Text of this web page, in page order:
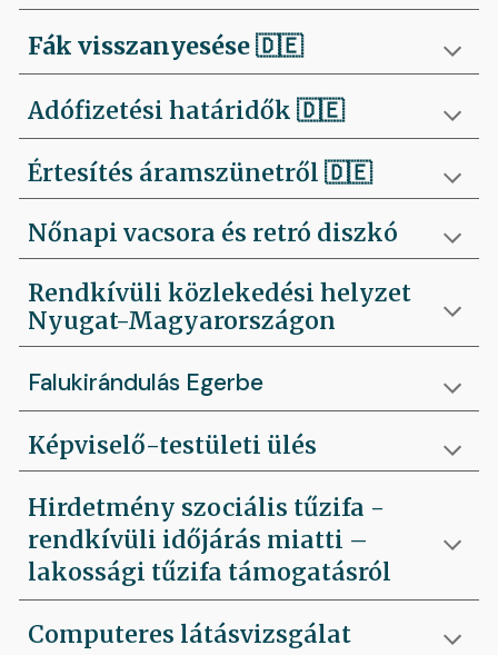
Fák visszanyesése🇩🇪
Adófizetési határidők 🇩🇪
Értesítés áramszünetről 🇩🇪
Nőnapi vacsora és retró diszkó
Rendkívüli közlekedési helyzet
Nyugat-Magyarországon
Falukirándulás Egerbe
Képviselő-testületi ülés
Hirdetmény szociális tűzifa -
rendkívüli időjárás miatti –
lakossági tűzifa támogatásról
Computeres látásvizsgálat